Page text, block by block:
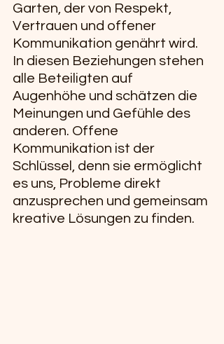
Garten, der von Respekt,
Vertrauen und offener
Kommunikation genährt wird.
In diesen Beziehungen stehen
alle Beteiligten auf
Augenhöhe und schätzen die
Meinungen und Gefühle des
anderen. Offene
Kommunikation ist der
Schlüssel, denn sie ermöglicht
es uns, Probleme direkt
anzusprechen und gemeinsam
kreative Lösungen zu finden.